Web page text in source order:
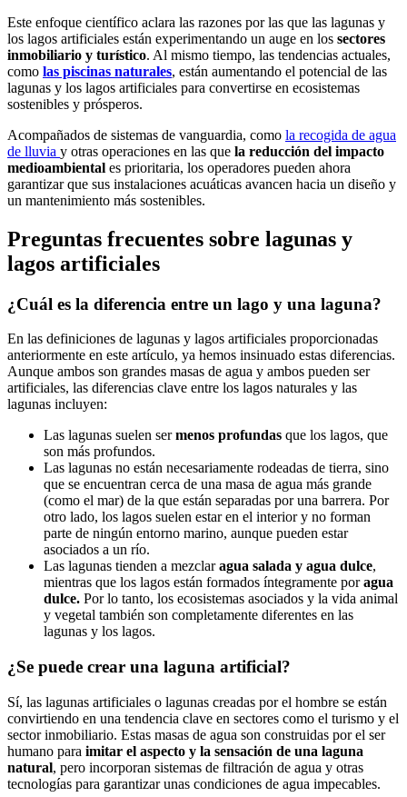
Este enfoque científico aclara las razones por las que las lagunas y
los lagos artificiales están experimentando un auge en los sectores
inmobiliario y turístico. Al mismo tiempo, las tendencias actuales,
como las piscinas naturales, están aumentando el potencial de las
lagunas y los lagos artificiales para convertirse en ecosistemas
sostenibles y prósperos.
Acompañados de sistemas de vanguardia, como la recogida de agua
de lluvia y otras operaciones en las que la reducción del impacto
medioambiental es prioritaria, los operadores pueden ahora
garantizar que sus instalaciones acuáticas avancen hacia un diseño y
un mantenimiento más sostenibles.
Preguntas frecuentes sobre lagunas y
lagos artificiales
¿Cuál es la diferencia entre un lago y una laguna?
En las definiciones de lagunas y lagos artificiales proporcionadas
anteriormente en este artículo, ya hemos insinuado estas diferencias.
Aunque ambos son grandes masas de agua y ambos pueden ser
artificiales, las diferencias clave entre los lagos naturales y las
lagunas incluyen:
Las lagunas suelen sermenos profundas que los lagos, que
son más profundos.
Las lagunas no están necesariamente rodeadas de tierra, sino
que se encuentran cerca de una masa de agua más grande
(como el mar) de la que están separadas por una barrera. Por
otro lado, los lagos suelen estar en el interior y no forman
parte de ningún entorno marino, aunque pueden estar
asociados a un río.
Las lagunas tienden a mezclaragua salada y agua dulce,
mientras que los lagos están formados íntegramente poragua
dulce. Por lo tanto, los ecosistemas asociados y la vida animal
y vegetal también son completamente diferentes en las
lagunas y los lagos.
¿Se puede crear una laguna artificial?
Sí, las lagunas artificiales o lagunas creadas por el hombre se están
convirtiendo en una tendencia clave en sectores como el turismo y el
sector inmobiliario. Estas masas de agua son construidas por el ser
humano para imitar el aspecto y la sensación de una laguna
natural, pero incorporan sistemas de filtración de agua y otras
tecnologías para garantizar unas condiciones de agua impecables.